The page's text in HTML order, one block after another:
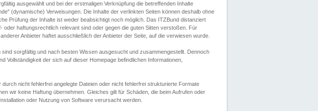
ausgewählt und bei der erstmaligen Verknüpfung die betreffenden Inhalte
(dynamische) Verweisungen. Die Inhalte der verlinkten Seiten können deshalb ohne
Prüfung der Inhalte ist weder beabsichtigt noch möglich. Das ITZBund distanziert
haftungsrechtlich relevant sind oder gegen die guten Sitten verstoßen. Für
Anbieter haftet ausschließlich der Anbieter der Seite, auf die verwiesen wurde.
sorgfältig und nach besten Wissen ausgesucht und zusammengestellt. Dennoch
Vollständigkeit der sich auf dieser Homepage befindlichen Informationen,
nicht fehlerfrei angelegte Dateien oder nicht fehlerfrei strukturierte Formate
wir keine Haftung übernehmen. Gleiches gilt für Schäden, die beim Aufrufen oder
oder Nutzung von Software verursacht werden.